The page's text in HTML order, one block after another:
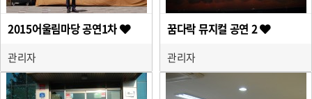
2015어울림마당 공연1차
관리자
꿈다락 뮤지컬 공연 2
관리자